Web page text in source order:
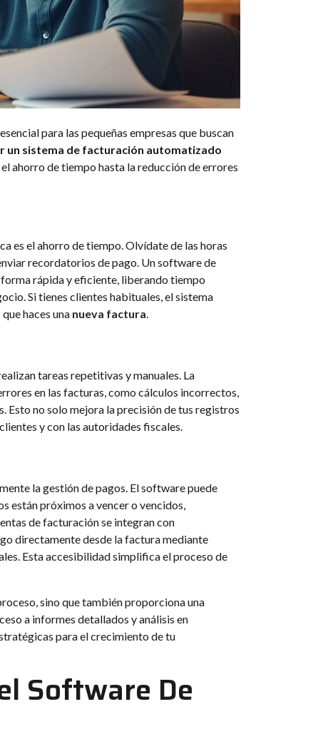
para las pequeñas empresas que buscan
un sistema de facturación automatizado
el ahorro de tiempo hasta la reducción de errores
es el ahorro de tiempo. Olvídate de las horas
recordatorios de pago. Un software de
rápida y eficiente, liberando tiempo
Si tienes clientes habituales, el sistema
haces una nueva factura.
tareas repetitivas y manuales. La
en las facturas, como cálculos incorrectos,
Esto no solo mejora la precisión de tus registros
y con las autoridades fiscales.
la gestión de pagos. El software puede
están próximos a vencer o vencidos,
de facturación se integran con
directamente desde la factura mediante
Esta accesibilidad simplifica el proceso de
sino que también proporciona una
a informes detallados y análisis en
para el crecimiento de tu
Software De